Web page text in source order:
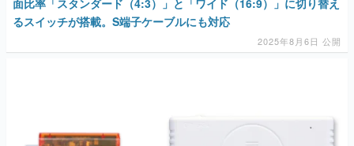
面比率「スタンダード（4:3）」と「ワイド（16:9）」に切り替え
るスイッチが搭載。S端子ケーブルにも対応
2025年8月6日 公開